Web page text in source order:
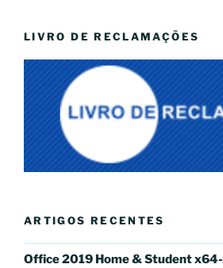
LIVRO DE RECLAMAÇÕES
ARTIGOS RECENTES
Office 2019 Home & Student